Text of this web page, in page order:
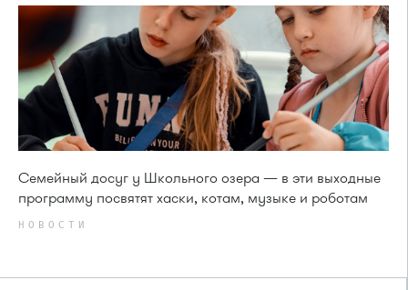
Семейный досуг у Школьного озера — в эти выходные
программу посвятят хаски, котам, музыке и роботам
НОВОСТИ